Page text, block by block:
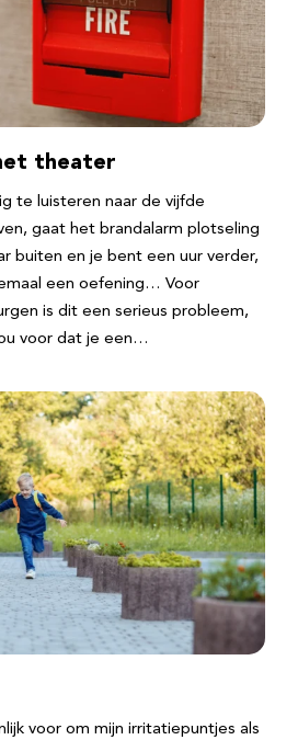
theater
te luisteren naar de vijfde
gaat het brandalarm plotseling
buiten en je bent een uur verder,
een oefening… Voor
is dit een serieus probleem,
voor dat je een…
voor om mijn irritatiepuntjes als